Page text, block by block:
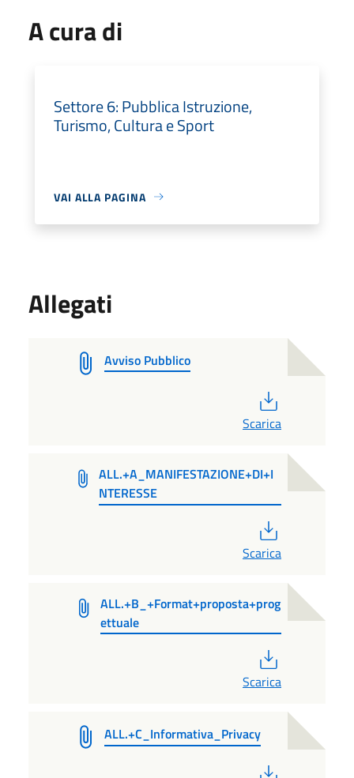
A cura di
Settore 6: Pubblica Istruzione,
Turismo, Cultura e Sport
VAI ALLA PAGINA
Allegati
Avviso Pubblico
Scarica
ALL.+A_MANIFESTAZIONE+DI+I
NTERESSE
Scarica
ALL.+B_+Format+proposta+prog
ettuale
Scarica
ALL.+C_Informativa_Privacy